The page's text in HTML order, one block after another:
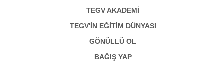
TEGV AKADEMI
TEGV'İN EĞİTİM DÜNYASI
GÖNÜLLÜ OL
BAĞIŞ YAP